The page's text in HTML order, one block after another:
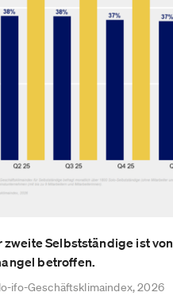
zweite Selbstständige ist von
betroffen.
ifo-Geschäftsklimaindex, 2026